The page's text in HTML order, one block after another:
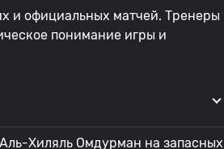
и официальных матчей. Тренеры
понимание игры и
Хиляль Омдурман на запасных